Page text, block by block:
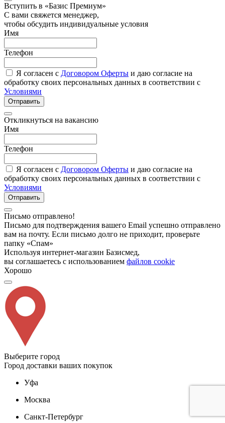
Вступить в «Базис Премиум»
С вами свяжется менеджер,
чтобы обсудить индивидуальные условия
Имя
Телефон
Я согласен с Договором Оферты и даю согласие на
обработку своих персональных данных в соответствии с
Условиями
Отправить
Откликнуться на вакансию
Имя
Телефон
Я согласен с Договором Оферты и даю согласие на
обработку своих персональных данных в соответствии с
Условиями
Отправить
Письмо отправлено!
Письмо для подтверждения вашего Email успешно отправлено
вам на почту. Если письмо долго не приходит, проверьте
папку «Спам»
Используя интернет-магазин Базисмед,
вы соглашаетесь с использованием файлов cookie
Хорошо
Выберите город
Город доставки ваших покупок
Уфа
Москва
Санкт-Петербург